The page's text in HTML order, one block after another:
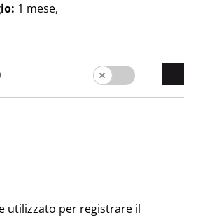
1 mese,
utilizzato per registrare il